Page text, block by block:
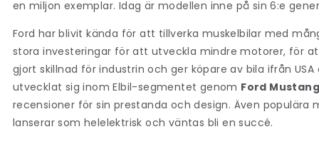
en miljon exemplar. Idag är modellen inne på sin 6:e
Ford har blivit kända för att tillverka muskelbilar med
stora investeringar för att utveckla mindre motorer, för
gjort skillnad för industrin och ger köpare av bila ifrån USA
utvecklat sig inom Elbil-segmentet genom Ford
recensioner för sin prestanda och design. Även populära
lanserar som helelektrisk och väntas bli en succé.